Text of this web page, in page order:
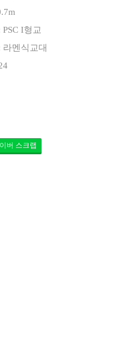
I형교
멘식교대
버 스크랩